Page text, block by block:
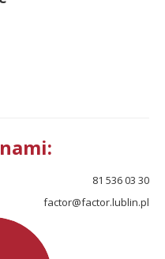
81 536 03 30
factor@factor.lublin.pl